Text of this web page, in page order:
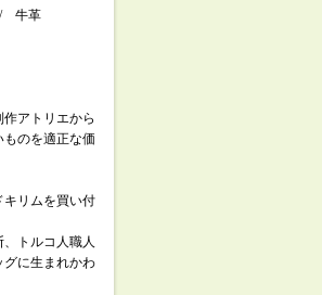
/ 牛革
アトリエから
のを適正な価
キリムを買い付
トルコ人職人
グに生まれかわ